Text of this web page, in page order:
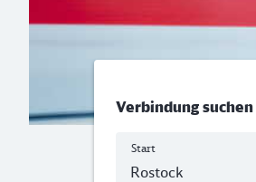
Verbindung suchen
Start